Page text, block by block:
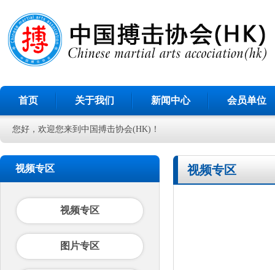
首页 关于我们 新闻中心 会员单位
您好，欢迎您来到中国搏击协会(HK)！
视频专区
视频专区
图片专区
视频专区